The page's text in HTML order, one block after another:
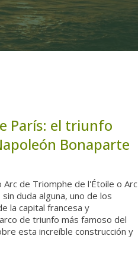
París: el triunfo
Bonaparte
Arc de Triomphe de l'Étoile o Arc
duda alguna, uno de los
la capital francesa y
de triunfo más famoso del
esta increíble construcción y